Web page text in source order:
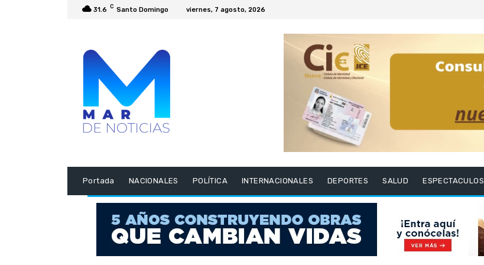
31.6 C Santo Domingo viernes, 7 agosto, 2026
Portada NACIONALES POLÍTICA INTERNACIONALES DEPORTES SALUD ESPECTACULOS